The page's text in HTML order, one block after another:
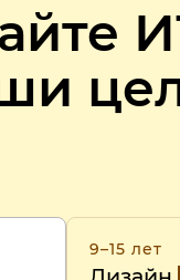
9–15 лет